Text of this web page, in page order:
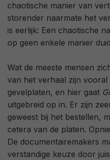
chaotische manier van
storender naarmate het
is eerlijk: Een chaotische
op geen enkele manier
Wat de meeste mensen
van het verhaal zijn vooral
gevelplaten, en hier gaat
uitgebreid op in. Er zijn
geweest bij het bestellen,
cetera van de platen.
De documentairemakers
verstandige keuze door